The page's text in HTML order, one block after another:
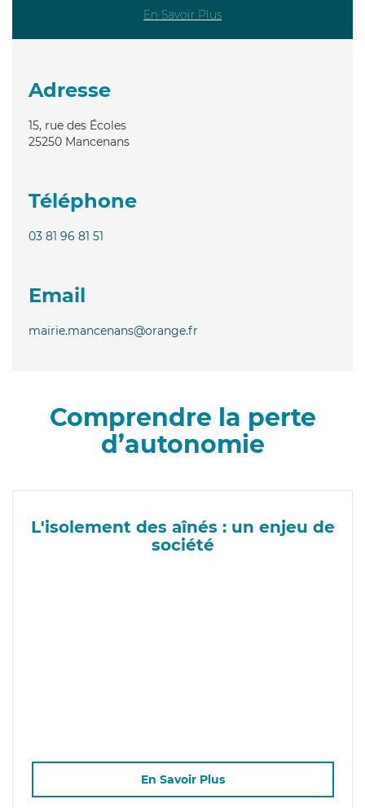
En Savoir Plus
Adresse
15, rue des Écoles
25250 Mancenans
Téléphone
03 81 96 81 51
Email
mairie.mancenans@orange.fr
Comprendre la perte
d’autonomie
L'isolement des aînés : un enjeu de
société
En Savoir Plus